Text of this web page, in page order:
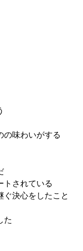
の味わいがする
トされている
ぐ決心をしたこと
た